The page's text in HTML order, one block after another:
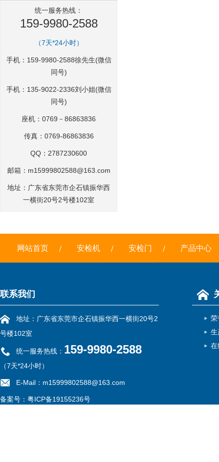
统一服务热线：
159-9980-2588
（7天*24小时）
手机：159-9980-2588徐先生(微信
同号)
手机：135-9022-2336刘小姐(微信
同号)
座机：0769－86863836
传真：0769-86863836
QQ：2787230600
邮箱： m15999802588@163.com
地址：广东省东莞市企石镇振华西
一横街20号2号楼102室
网站首页 安检机 安检门 产品中心
联系我们
地址：广东省东莞市企石镇振华西一横街20号2
号楼102室
统一服务热线： 159-9980-2588
（7天*24小时）
E-Mail：m15999802588@163.com
备案号： 粤ICP备19155236号
荣
生
在